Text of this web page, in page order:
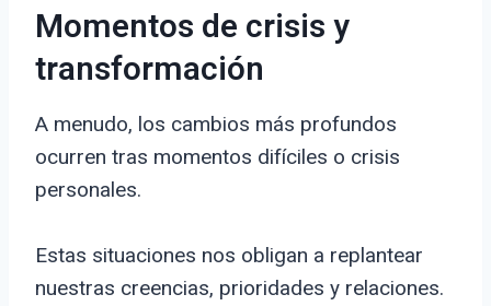
Momentos de crisis y
transformación
A menudo, los cambios más profundos
ocurren tras momentos difíciles o crisis
personales.
Estas situaciones nos obligan a replantear
nuestras creencias, prioridades y relaciones.